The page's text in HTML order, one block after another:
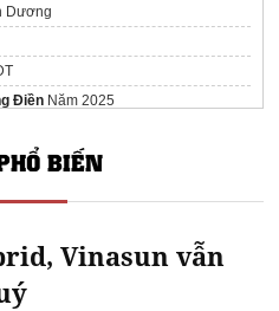
Dương
Điền Năm 2025
hòa cũ hà nội, mua điều hòa cũ,
BIẾN
Vinasun vẫn